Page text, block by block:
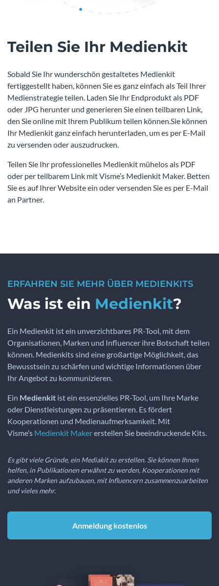
Teilen Sie Ihr Medienkit
Sobald Sie Ihr wunderschön gestaltetes Medienkit
fertiggestellt haben, können Sie es ganz einfach als Teil Ihrer
Medienstrategie teilen. Laden Sie Ihr Endprodukt als PDF
oder JPG herunter und generieren Sie einen teilbaren Link,
den Sie online mit Ihrem Publikum teilen können.Sie können
Ihr Medienkit ganz einfach herunterladen, um es per E-Mail
zu versenden oder auszudrucken.
Teilen Sie Ihr professionelles Medienkit mühelos als PDF
oder per teilbarem Link mit Visme’s Medienkit Maker. Betten
Sie es auf Ihrer Website ein oder versenden Sie es per E-Mail
an Partner.
ERFAHREN SIE MEHR ÜBER MEDIENKITS
Was ist ein Medienkit?
Ein Medienkit ist ein unverzichtbares PR-Tool, mit dem
Organisationen, Marken und Influencer ihre Botschaft teilen
können. Medienkits sind eine großartige Möglichkeit, das
Bewusstsein zu schärfen und wichtige Informationen über
Ihr Angebot zu kommunizieren.
Ein Medienkit ist ein essenzielles PR-Tool, um Ihre Marke
oder Dienstleistungen zu präsentieren. Es fördert
Kooperationen und Medienaufmerksamkeit. Mit
Visme’s Medienkit Makererstellen Sie beeindruckende Kits.
Es gibt viele Gründe, ein Mediakit zu erstellen. Sie können Ihnen
helfen, in Publikationen erwähnt zu werden, Kooperationen mit
anderen Marken aufzubauen, mit Influencern zusammenzuarbeiten
und vieles mehr.
Anmeldung kostenlos